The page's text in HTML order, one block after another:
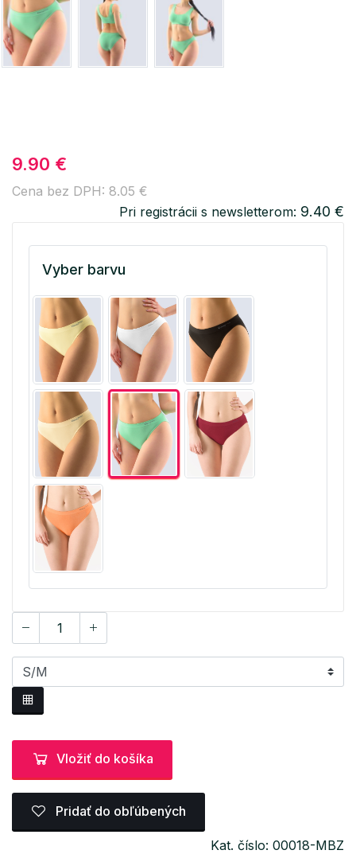
9.90 €
Cena bez DPH: 8.05 €
Pri registrácii s newsletterom: 9.40 €
Vyber barvu
Vložiť do košíka
Pridať do obľúbených
Kat. číslo: 00018-MBZ